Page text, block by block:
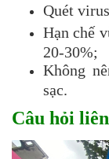
Quét
Hạn chế
20-30%;
Không
sạc.
Câu hỏi